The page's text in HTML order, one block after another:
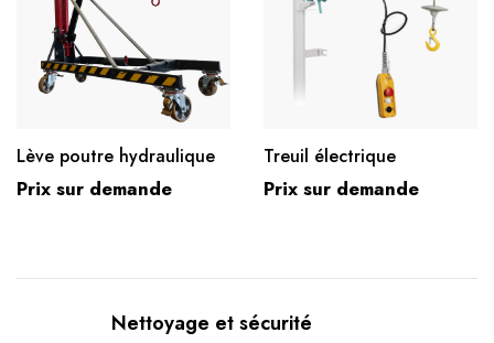
Lève poutre hydraulique
Prix sur demande
Treuil électrique
Prix sur demande
Nettoyage et sécurité